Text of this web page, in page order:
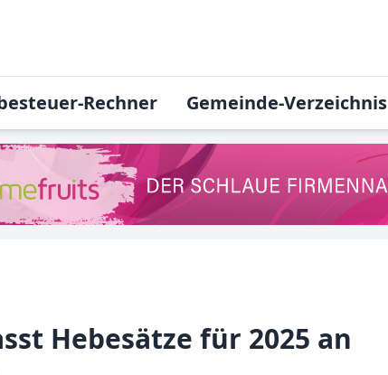
Rechner Gemeinde-Verzeichnis
Hebesätze für 2025 an